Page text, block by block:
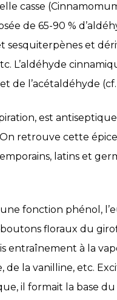
casse
de 65-90 %
sesquiterpènes et
L’aldéhyde
de l’acétaldéhyde (cf.
est
retrouve cette
latins et
fonction phénol,
floraux du
entraînement à la
de la vanilline, etc.
il formait la base